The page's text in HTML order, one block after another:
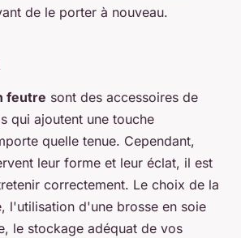
de le porter à nouveau.
feutre sont des accessoires de
qui ajoutent une touche
quelle tenue. Cependant,
leur forme et leur éclat, il est
correctement. Le choix de la
l'utilisation d'une brosse en soie
le stockage adéquat de vos